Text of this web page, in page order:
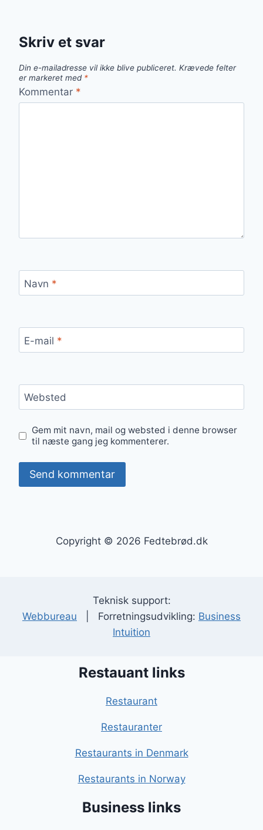
Skriv et svar
Din e-mailadresse vil ikke blive publiceret. Krævede felter
er markeret med *
Kommentar *
Navn *
E-mail *
Websted
Gem mit navn, mail og websted i denne browser
til næste gang jeg kommenterer.
Copyright © 2026 Fedtebrød.dk
Teknisk support:
Webbureau | Forretningsudvikling: Business
Intuition
Restauant links
Restaurant
Restauranter
Restaurants in Denmark
Restaurants in Norway
Business links